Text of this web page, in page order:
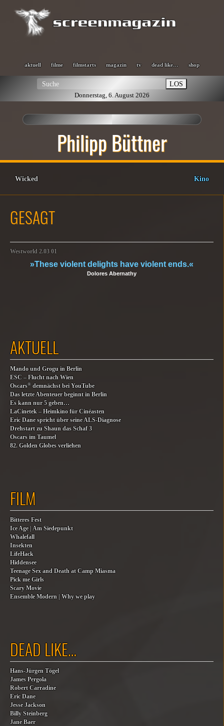
aktuell filme filmstarts magazin tv dead like… shop
LOS
Donnerstag, 6. August 2026
Philipp Büttner
Wicked Kino
GESAGT
Westworld 2.03 01
»These violent delights have violent ends.«
Dolores Abernathy
AKTUELL
Mando und Grogu in Berlin
ESC – Flucht nach Wien
Oscars® demnächst bei YouTube
Das letzte Abenteuer beginnt in Berlin
Es kann nur 5 geben…
LaCinetek – Heimkino für Cinéasten
Eric Dane spricht über seine ALS-Diagnose
Drehstart zu Shaun das Schaf 3
Oscars im Taumel
82. Golden Globes verliehen
FILM
Bitteres Fest
Ice Age | Am Siedepunkt
Whalefall
Insekten
LifeHack
Hiddensee
Teenage Sex and Death at Camp Miasma
Pick me Girls
Scary Movie
Ensemble Modern | Why we play
DEAD LIKE…
Hans-Jürgen Tögel
James Pergola
Robert Carradine
Eric Dane
Jesse Jackson
Billy Steinberg
Jane Baer